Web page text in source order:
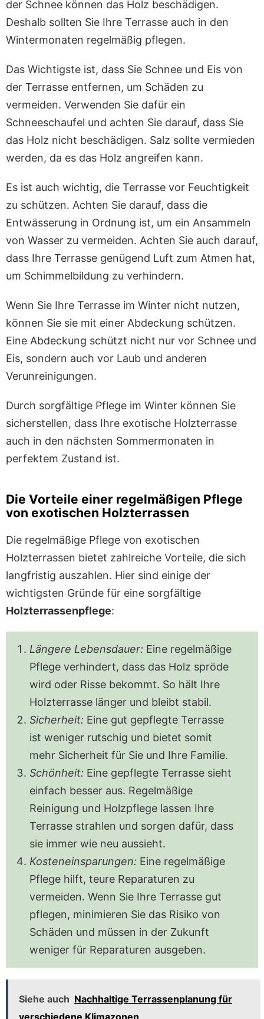
der Schnee können das Holz beschädigen.
Deshalb sollten Sie Ihre Terrasse auch in den
Wintermonaten regelmäßig pflegen.
Das Wichtigste ist, dass Sie Schnee und Eis von
der Terrasse entfernen, um Schäden zu
vermeiden. Verwenden Sie dafür ein
Schneeschaufel und achten Sie darauf, dass Sie
das Holz nicht beschädigen. Salz sollte vermieden
werden, da es das Holz angreifen kann.
Es ist auch wichtig, die Terrasse vor Feuchtigkeit
zu schützen. Achten Sie darauf, dass die
Entwässerung in Ordnung ist, um ein Ansammeln
von Wasser zu vermeiden. Achten Sie auch darauf,
dass Ihre Terrasse genügend Luft zum Atmen hat,
um Schimmelbildung zu verhindern.
Wenn Sie Ihre Terrasse im Winter nicht nutzen,
können Sie sie mit einer Abdeckung schützen.
Eine Abdeckung schützt nicht nur vor Schnee und
Eis, sondern auch vor Laub und anderen
Verunreinigungen.
Durch sorgfältige Pflege im Winter können Sie
sicherstellen, dass Ihre exotische Holzterrasse
auch in den nächsten Sommermonaten in
perfektem Zustand ist.
Die Vorteile einer regelmäßigen Pflege
von exotischen Holzterrassen
Die regelmäßige Pflege von exotischen
Holzterrassen bietet zahlreiche Vorteile, die sich
langfristig auszahlen. Hier sind einige der
wichtigsten Gründe für eine sorgfältige
Holzterrassenpflege:
Längere Lebensdauer: Eine regelmäßige
Pflege verhindert, dass das Holz spröde
wird oder Risse bekommt. So hält Ihre
Holzterrasse länger und bleibt stabil.
Sicherheit: Eine gut gepflegte Terrasse
ist weniger rutschig und bietet somit
mehr Sicherheit für Sie und Ihre Familie.
Schönheit: Eine gepflegte Terrasse sieht
einfach besser aus. Regelmäßige
Reinigung und Holzpflege lassen Ihre
Terrasse strahlen und sorgen dafür, dass
sie immer wie neu aussieht.
Kosteneinsparungen: Eine regelmäßige
Pflege hilft, teure Reparaturen zu
vermeiden. Wenn Sie Ihre Terrasse gut
pflegen, minimieren Sie das Risiko von
Schäden und müssen in der Zukunft
weniger für Reparaturen ausgeben.
Siehe auch Nachhaltige Terrassenplanung für